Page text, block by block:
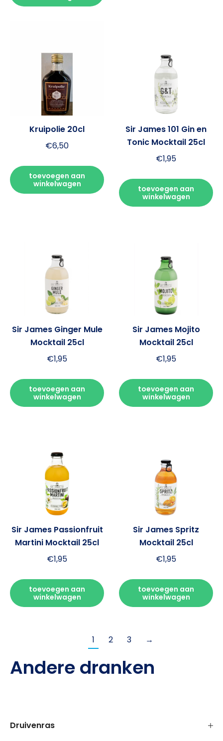
Kruipolie 20cl
€6,50
toevoegen aan
winkelwagen
Sir James 101 Gin en
Tonic Mocktail 25cl
€1,95
toevoegen aan
winkelwagen
Sir James Ginger Mule
Mocktail 25cl
€1,95
toevoegen aan
winkelwagen
Sir James Mojito
Mocktail 25cl
€1,95
toevoegen aan
winkelwagen
Sir James Passionfruit
Martini Mocktail 25cl
€1,95
toevoegen aan
winkelwagen
Sir James Spritz
Mocktail 25cl
€1,95
toevoegen aan
winkelwagen
1 2 3 →
Andere dranken
Druivenras